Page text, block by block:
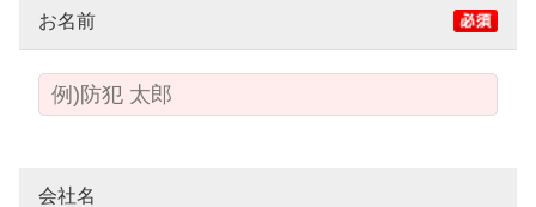
お名前
会社名